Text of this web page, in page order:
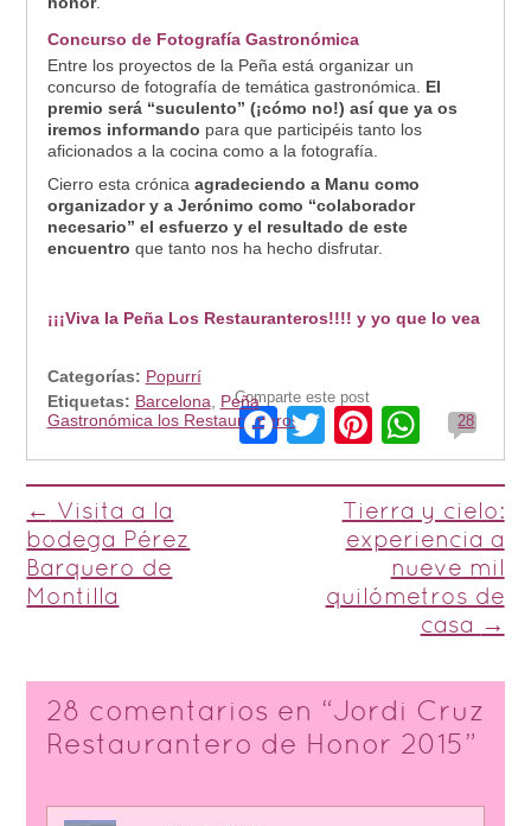
Concurso de Fotografía Gastronómica
Entre los proyectos de la Peña está organizar un
concurso de fotografía de temática gastronómica. El
premio será “suculento” (¡cómo no!) así que ya os
iremos informando para que participéis tanto los
aficionados a la cocina como a la fotografía.
Cierro esta crónica agradeciendo a Manu como
organizador y a Jerónimo como “colaborador
necesario” el esfuerzo y el resultado de este
encuentro que tanto nos ha hecho disfrutar.
¡¡¡Viva la Peña Los Restauranteros!!!! y yo que lo vea
Categorías: Popurrí
Etiquetas: Barcelona, Peña
Gastronómica los Restauranteros
Comparte este post
Facebook
TwitterPinterest
28
Post navigation
←
Visita a la
bodega Pérez
Barquero de
Montilla
Tierra y cielo:
experiencia a
nueve mil
quilómetros de
casa
→
28 comentarios en “Jordi Cruz
Restaurantero de Honor 2015”